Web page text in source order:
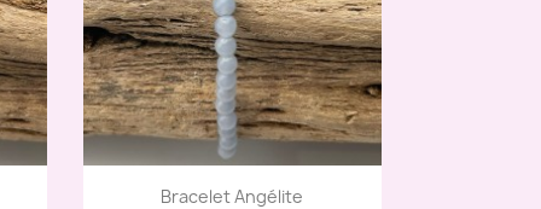
Aperçu rapide
Bracelet Angélite